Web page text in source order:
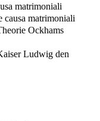
matrimoniali
causa matrimoniali
Ockhams
Ludwig den